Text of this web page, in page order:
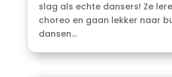
slag als echte dansers! Ze
choreo en gaan lekker naar
dansen...